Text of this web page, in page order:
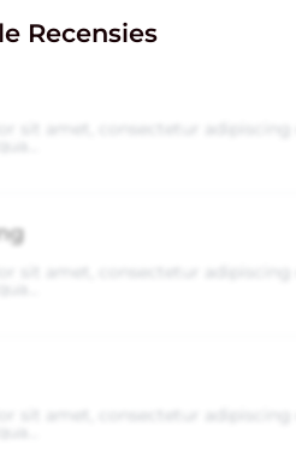
Recensies
sit amet, consectetur
sit amet, consectetur
sit amet, consectetur